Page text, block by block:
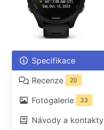
Specifikace
Recenze
20
Fotogalerie 33
Návody a kontakty